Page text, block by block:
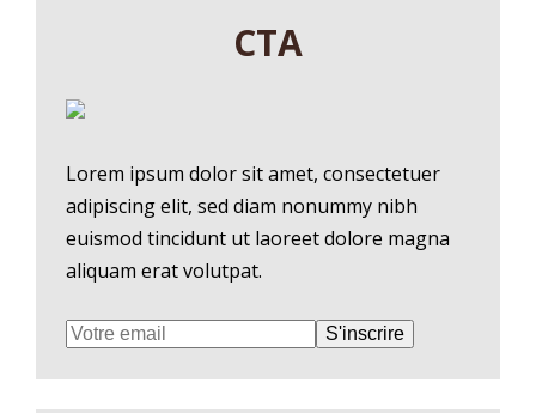
CTA
Lorem ipsum dolor sit amet, consectetuer
adipiscing elit, sed diam nonummy nibh
euismod tincidunt ut laoreet dolore magna
aliquam erat volutpat.
S'inscrire